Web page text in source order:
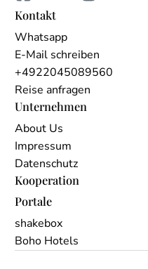
Kontakt
Whatsapp
E-Mail schreiben
+4922045089560
Reise anfragen
Unternehmen
About Us
Impressum
Datenschutz
Kooperation
Portale
shakebox
Boho Hotels